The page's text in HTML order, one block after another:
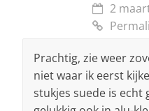
2
Prachtig, zie weer
niet waar ik eerst
stukjes suede is echt